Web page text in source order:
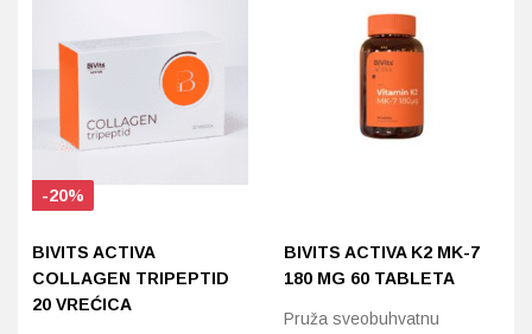
-20%
BIVITS ACTIVA
COLLAGEN TRIPEPTID
20 VREĆICA
BIVITS ACTIVA K2 MK-7
180 ΜG 60 TABLETA
Pruža sveobuhvatnu